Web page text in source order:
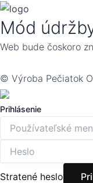
Mód
Web bude čoskoro
© Výroba Pečiatok
Prihlásenie
Stratené heslo